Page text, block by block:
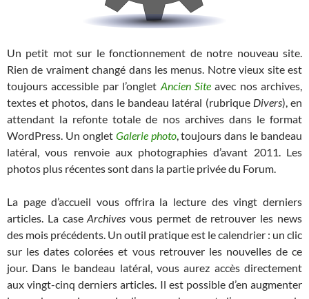
Un petit mot sur le fonctionnement de notre nouveau site.
Rien de vraiment changé dans les menus. Notre vieux site est
toujours accessible par l’onglet Ancien Siteavec nos archives,
textes et photos, dans le bandeau latéral (rubrique Divers), en
attendant la refonte totale de nos archives dans le format
WordPress. Un onglet Galerie photo, toujours dans le bandeau
latéral, vous renvoie aux photographies d’avant 2011. Les
photos plus récentes sont dans la partie privée du Forum.
La page d’accueil vous offrira la lecture des vingt derniers
articles. La caseArchives vous permet de retrouver les news
des mois précédents. Un outil pratique est le calendrier : un clic
sur les dates colorées et vous retrouver les nouvelles de ce
jour. Dans le bandeau latéral, vous aurez accès directement
aux vingt-cinq derniers articles. Il est possible d’en augmenter